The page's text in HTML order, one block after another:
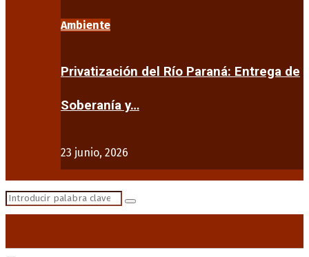
Ambiente
Privatización del Río Paraná: Entrega de
Soberanía y…
23 junio, 2026
Search
Search